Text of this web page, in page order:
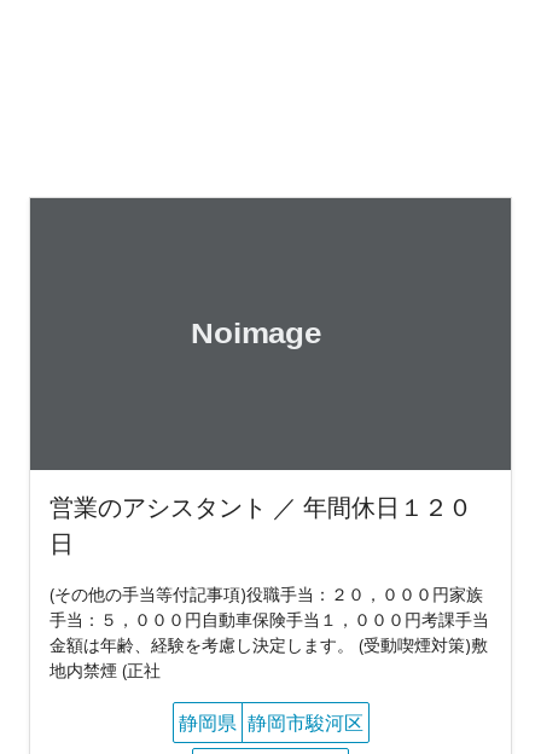
営業のアシスタント ／ 年間休日１２０
日
(その他の手当等付記事項)役職手当：２０，０００円家族
手当：５，０００円自動車保険手当１，０００円考課手当
金額は年齢、経験を考慮し決定します。 (受動喫煙対策)敷
地内禁煙 (正社
静岡県 静岡市駿河区